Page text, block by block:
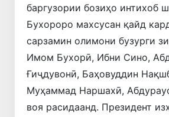
баргузории бозиҳо интихоб
Бухороро махсусан қайд
сарзамин олимони бузурги
Имом Бухорӣ, Ибни Сино,
Ғиҷдувонӣ, Баҳовуддин
Муҳаммад Наршахӣ,
воя расидаанд. Президент